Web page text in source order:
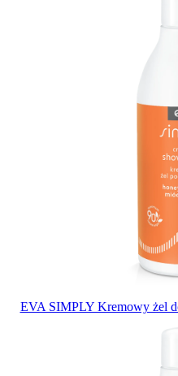
EVA SIMPLY Kremowy żel